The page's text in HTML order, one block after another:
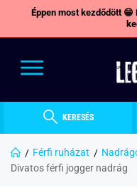
Éppen most kezdődött 😁
KERESÉS
Férfi ruházat
Divatos férfi jogger nadrág